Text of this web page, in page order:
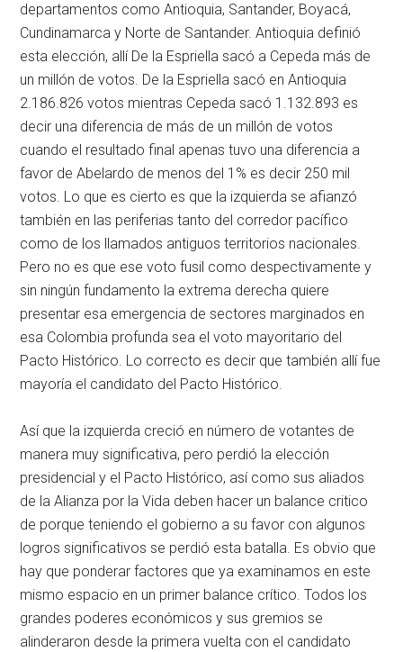
departamentos como Antioquia, Santander, Boyacá,
Cundinamarca y Norte de Santander. Antioquia definió
esta elección, allí De la Espriella sacó a Cepeda más de
un millón de votos. De la Espriella sacó en Antioquia
2.186.826 votos mientras Cepeda sacó 1.132.893 es
decir una diferencia de más de un millón de votos
cuando el resultado final apenas tuvo una diferencia a
favor de Abelardo de menos del 1% es decir 250 mil
votos. Lo que es cierto es que la izquierda se afianzó
también en las periferias tanto del corredor pacífico
como de los llamados antiguos territorios nacionales.
Pero no es que ese voto fusil como despectivamente y
sin ningún fundamento la extrema derecha quiere
presentar esa emergencia de sectores marginados en
esa Colombia profunda sea el voto mayoritario del
Pacto Histórico. Lo correcto es decir que también allí fue
mayoría el candidato del Pacto Histórico.
Así que la izquierda creció en número de votantes de
manera muy significativa, pero perdió la elección
presidencial y el Pacto Histórico, así como sus aliados
de la Alianza por la Vida deben hacer un balance critico
de porque teniendo el gobierno a su favor con algunos
logros significativos se perdió esta batalla. Es obvio que
hay que ponderar factores que ya examinamos en este
mismo espacio en un primer balance crítico. Todos los
grandes poderes económicos y sus gremios se
alinderaron desde la primera vuelta con el candidato